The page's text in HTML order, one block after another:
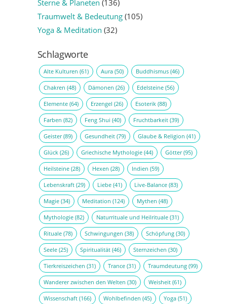
Sterne & Planeten (136)
Traumwelt & Bedeutung(105)
Yoga & Meditation (32)
Schlagworte
Alte Kulturen (61) Aura(50) Buddhismus(46)
Chakren (48) Dämonen (26) Edelsteine(56)
Elemente(64) Erzengel (26) Esoterik(88)
Farben (82) Feng Shui (40) Fruchtbarkeit(39)
Geister(89) Gesundheit(79) Glaube & Religion (41)
Glück(26) Griechische Mythologie(44) Götter(95)
Heilsteine(28) Hexen (28) Indien (59)
Lebenskraft(29) Liebe(41) Live-Balance(83)
Magie(34) Meditation (124) Mythen (48)
Mythologie(82) Naturrituale und Heilrituale(31)
Rituale(78) Schwingungen (38) Schöpfung(30)
Seele(25) Spiritualität(46) Sternzeichen (30)
Tierkreiszeichen (31) Trance(31) Traumdeutung(99)
Wanderer zwischen den Welten (30) Weisheit(61)
Wissenschaft(166) Wohlbefinden (45) Yoga(51)